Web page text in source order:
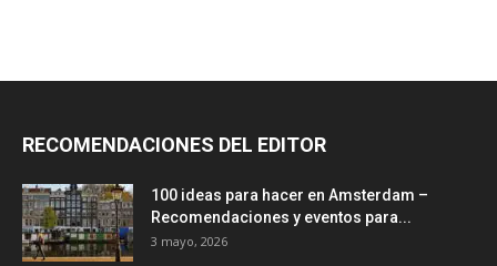
RECOMENDACIONES DEL EDITOR
100 ideas para hacer en Amsterdam –
Recomendaciones y eventos para...
3 mayo, 2026